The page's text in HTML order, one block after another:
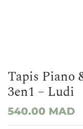
Tapis Piano
3en1 – Ludi
540.00 MAD